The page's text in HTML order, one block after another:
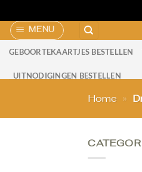
Ga
naar
inhoud
MENU
GEBOORTEKAARTJES BESTELLEN
UITNODIGINGEN BESTELLEN
Home »